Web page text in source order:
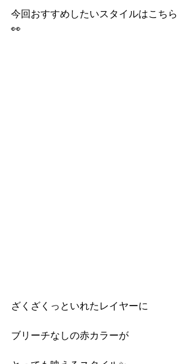
今回おすすめしたいスタイルはこちら
👀
ざくざくっといれたレイヤーに
ブリーチなしの赤カラーが